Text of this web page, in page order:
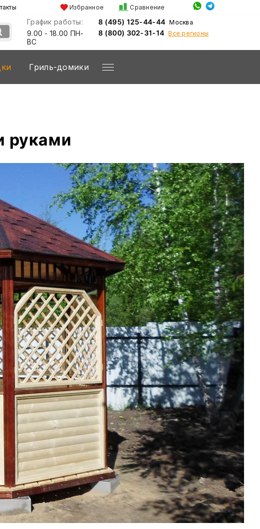
Избранное Сравнение
График работы:
9.00 - 18.00 ПН-
ВС
8 (495) 125-44-44 Москва
8 (800) 302-31-14 Все регионы
Гриль-домики
руками